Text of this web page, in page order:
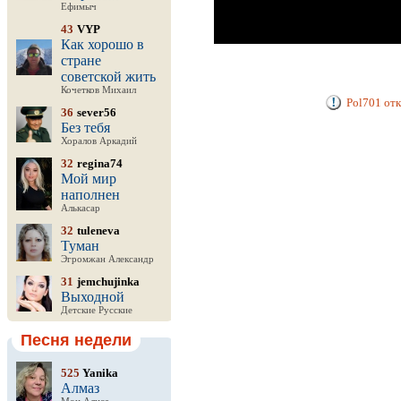
Ефимыч
43 VYP
Как хорошо в
стране
советской жить
Кочетков Михаил
36 sever56
Без тебя
Хоралов Аркадий
32 regina74
Мой мир
наполнен
Алькасар
32 tuleneva
Туман
Эгромжан Александр
31 jemchujinka
Выходной
Детские Русские
Песня недели
525 Yanika
Алмаз
Pol701